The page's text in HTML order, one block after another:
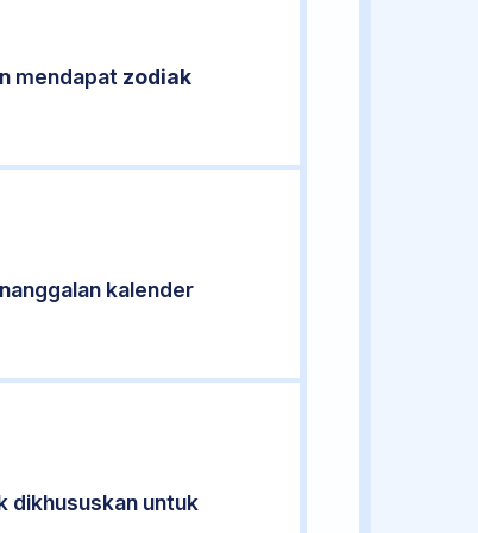
mendapat zodiak
kalender
dikhususkan untuk